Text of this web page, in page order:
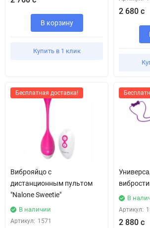
В корзину
Купить в 1 клик
2 680 с
Бесплатная доставка!
Виброяйцо с
дистанционным пультом
"Nalone Sweetie"
В наличии
Артикул: 1571
В
Артикул:
2 880 с